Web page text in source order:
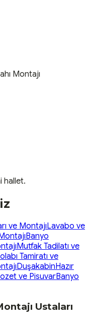
Montajı
hallet.
ve MontajıLavabo ve
Banyo
Mutfak Tadilatı ve
Tamiratı ve
DuşakabinHazır
ve PisuvarBanyo
Ustaları